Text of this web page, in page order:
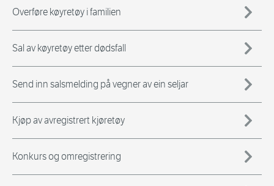
Overføre køyretøy i familien
Sal av køyretøy etter dødsfall
Send inn salsmelding på vegner av ein seljar
Kjøp av avregistrert kjøretøy
Konkurs og omregistrering